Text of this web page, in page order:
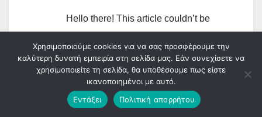
Hello there! This article couldn’t be
post reminds me of my previous
roommate! He always kept talking
about this. I am going to send this
article to him. Fairly certain he’ll have
Χρησιμοποιούμε cookies για να σας προσφέρουμε την
καλύτερη δυνατή εμπειρία στη σελίδα μας. Εάν συνεχίσετε να
χρησιμοποιείτε τη σελίδα, θα υποθέσουμε πως είστε
ικανοποιημένοι με αυτό.
Εντάξει
Πολιτική απορρήτου